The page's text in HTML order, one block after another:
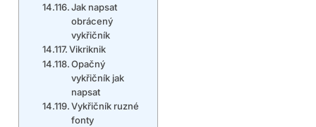
Jak napsat
obrácený
vykřičník
Vikriknik
Opačný
vykřičník jak
napsat
Vykřičník ruzné
fonty